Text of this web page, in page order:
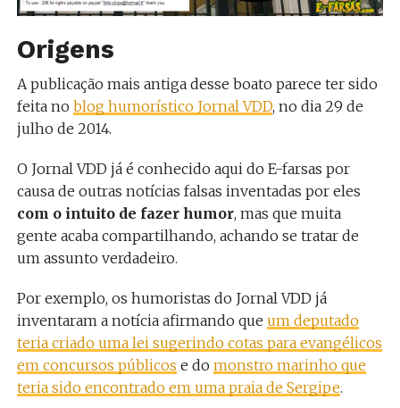
Origens
A publicação mais antiga desse boato parece ter sido
feita no blog humorístico Jornal VDD, no dia 29 de
julho de 2014.
O Jornal VDD já é conhecido aqui do E-farsas por
causa de outras notícias falsas inventadas por eles
com o intuito de fazer humor, mas que muita
gente acaba compartilhando, achando se tratar de
um assunto verdadeiro.
Por exemplo, os humoristas do Jornal VDD já
inventaram a notícia afirmando que um deputado
teria criado uma lei sugerindo cotas para evangélicos
em concursos públicos e do monstro marinho que
teria sido encontrado em uma praia de Sergipe.